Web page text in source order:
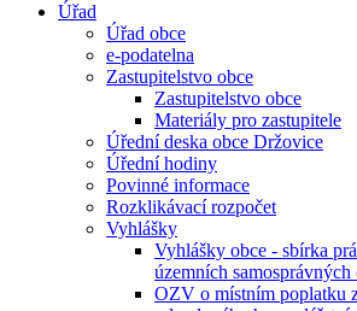
Úřad
Úřad obce
e-podatelna
Zastupitelstvo obce
Zastupitelstvo obce
Materiály pro zastupitele
Úřední deska obce Držovice
Úřední hodiny
Povinné informace
Rozklikávací rozpočet
Vyhlášky
Vyhlášky obce - sbírka
územních samosprávných
OZV o místním poplatku